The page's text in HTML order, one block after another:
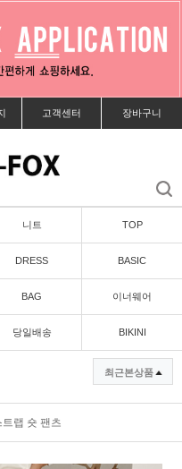
고객센터 장바구니
니트 TOP
DRESS BASIC
BAG 이너웨어
당일배송 BIKINI
최근본상품
랩 숏 팬츠